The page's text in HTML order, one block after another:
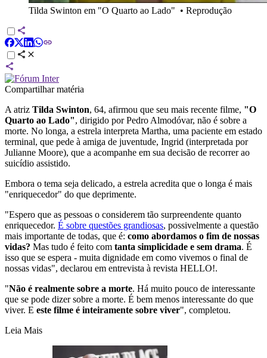
Tilda Swinton em "O Quarto ao Lado" • Reprodução
Compartilhar matéria
A atriz Tilda Swinton, 64, afirmou que seu mais recente filme, "O
Quarto ao Lado", dirigido por Pedro Almodóvar, não é sobre a
morte. No longa, a estrela interpreta Martha, uma paciente em estado
terminal, que pede à amiga de juventude, Ingrid (interpretada por
Julianne Moore), que a acompanhe em sua decisão de recorrer ao
suicídio assistido.
Embora o tema seja delicado, a estrela acredita que o longa é mais
"enriquecedor" do que deprimente.
"Espero que as pessoas o considerem tão surpreendente quanto
enriquecedor. É sobre questões grandiosas, possivelmente a questão
mais importante de todas, que é: como abordamos o fim de nossas
vidas? Mas tudo é feito com tanta simplicidade e sem drama. É
isso que se espera - muita dignidade em como vivemos o final de
nossas vidas", declarou em entrevista à revista HELLO!.
"Não é realmente sobre a morte. Há muito pouco de interessante
que se pode dizer sobre a morte. É bem menos interessante do que
viver. E este filme é inteiramente sobre viver", completou.
Leia Mais